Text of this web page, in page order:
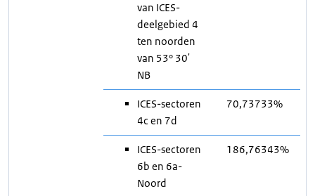
van ICES-
deelgebied 4
ten noorden
van 53° 30'
NB
ICES-sectoren
4c en 7d
70,73733%
ICES-sectoren
6b en 6a-
Noord
186,76343%